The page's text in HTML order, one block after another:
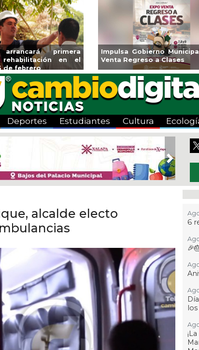
Municipal Expo
a Clases
Reabrirá
Alberca Semiolímpica
Centro
Deportes Estudiantes Cultura
Next
alcalde electo
6